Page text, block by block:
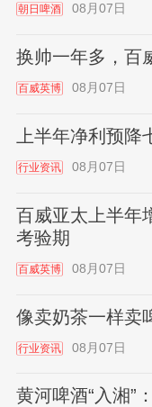
朝日啤酒 08月07日
换帅一年多，百
百威英博 08月07日
上半年净利预
行业资讯 08月07日
百威亚太上半年
考验期
百威英博 08月07日
像卖奶茶一样卖
行业资讯 08月07日
黄河啤酒“入湘”